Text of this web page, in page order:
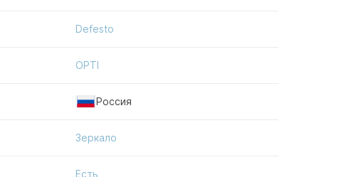
Defesto
OPTI
Россия
Зеркало
Есть